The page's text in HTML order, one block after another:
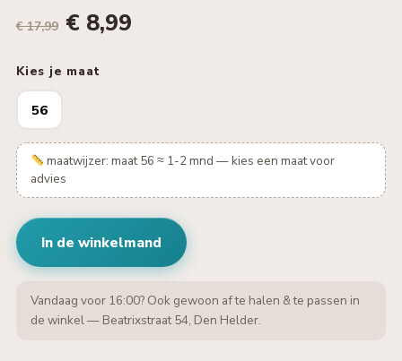
€ 17,99 € 8,99
Kies je maat
56
maatwijzer: maat 56 ≈ 1-2 mnd — kies een maat voor
advies
In de winkelmand
Vandaag voor 16:00? Ook gewoon af te halen & te passen in
de winkel — Beatrixstraat 54, Den Helder.